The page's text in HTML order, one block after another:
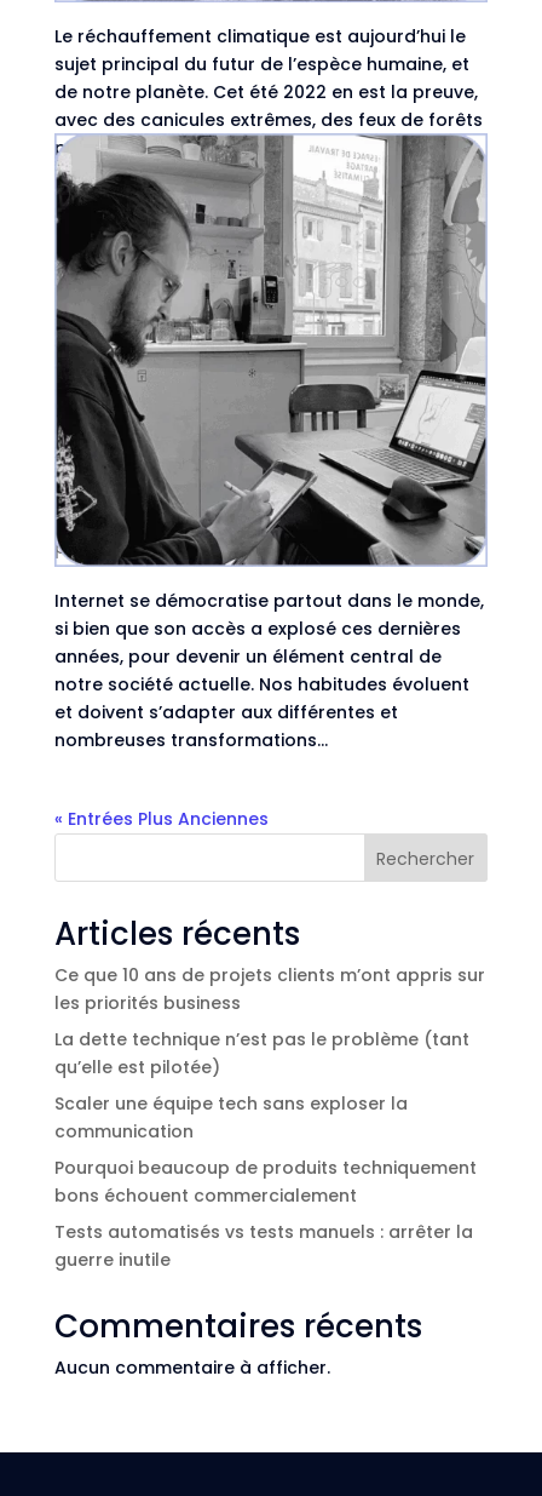
Le réchauffement climatique est aujourd’hui le
sujet principal du futur de l’espèce humaine, et
de notre planète. Cet été 2022 en est la preuve,
avec des canicules extrêmes, des feux de forêts
partout en Europe, des pénuries d’eau potable…
On ne va pas vous refaire...
Créer des sites accessibles à tous, pour un
Internet plus inclusif
par Astrid Van Hal|Oct 14, 2025 Frontend IRL
Internet se démocratise partout dans le monde,
si bien que son accès a explosé ces dernières
années, pour devenir un élément central de
notre société actuelle. Nos habitudes évoluent
et doivent s’adapter aux différentes et
nombreuses transformations...
« Entrées Plus Anciennes
Rechercher
Articles récents
Ce que 10 ans de projets clients m’ont appris sur
les priorités business
La dette technique n’est pas le problème (tant
qu’elle est pilotée)
Scaler une équipe tech sans exploser la
communication
Pourquoi beaucoup de produits techniquement
bons échouent commercialement
Tests automatisés vs tests manuels : arrêter la
guerre inutile
Commentaires récents
Aucun commentaire à afficher.